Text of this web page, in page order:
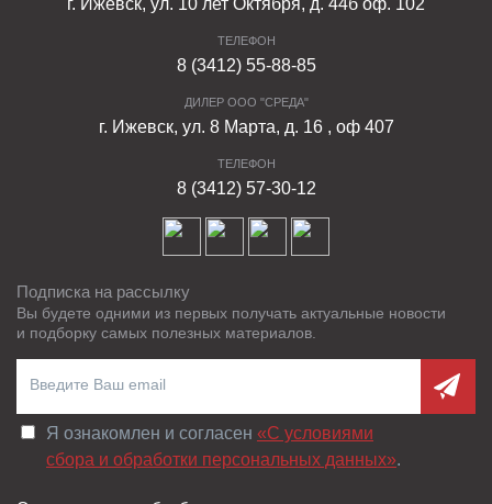
ТЕЛЕФОН
8 (3412) 55-88-85
ДИЛЕР ООО "СРЕДА"
г. Ижевск, ул. 8 Марта, д. 16 , оф 407
ТЕЛЕФОН
8 (3412) 57-30-12
Подписка на рассылку
Вы будете одними из первых получать актуальные новости
и подборку самых полезных материалов.
Я ознакомлен и согласен «C условиями
сбора и обработки персональных данных».